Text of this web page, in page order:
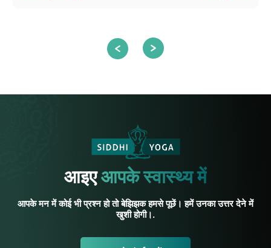
आइएआपके स्वास्थ्य में
आपके मन में कोई भी प्रश्न हो तो बेझिझक हमसे पूछें। हमें उनका उत्तर देने में
खुशी होगी।.